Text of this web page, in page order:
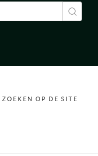
ZOEKEN OP DE SITE